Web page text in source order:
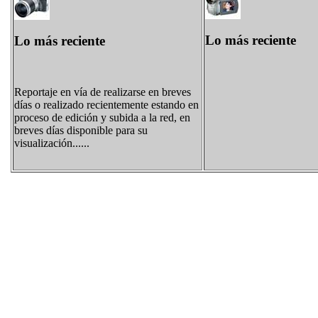
Lo más reciente
Reportaje en vía de realizarse en breves
días o realizado recientemente estando en
proceso de edición y subida a la red, en
breves días disponible para su
visualización......
Lo más reciente